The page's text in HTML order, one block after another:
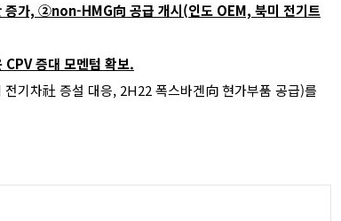
증가, ②non-HMG向 공급 개시(인도 OEM, 북미 전기트
증대 모멘텀 확보.
기차社 증설 대응, 2H22 폭스바겐向 현가부품 공급)를